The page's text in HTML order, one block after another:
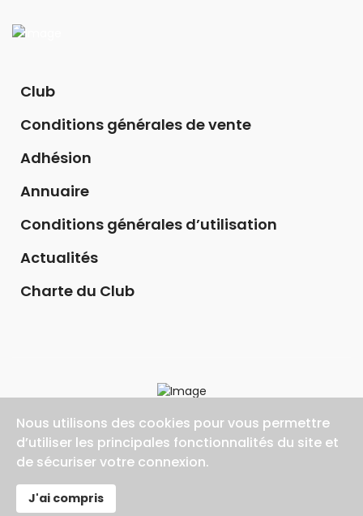
Club
Conditions générales de vente
Adhésion
Annuaire
Conditions générales d’utilisation
Actualités
Charte du Club
©2026 AGIR ET INNOVER 94, Tout droit réservé
Nous utilisons des cookies pour vous permettre
d’utiliser les principales fonctionnalités du site et
de sécuriser votre connexion.
J'ai compris